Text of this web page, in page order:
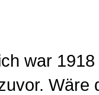
war
Wäre